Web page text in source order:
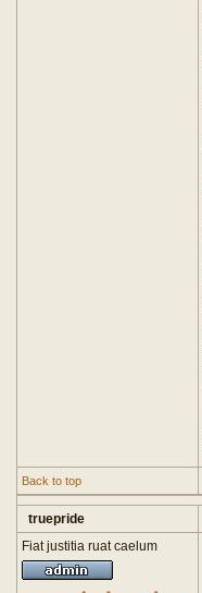
Back to top
truepride
Fiat justitia ruat caelum